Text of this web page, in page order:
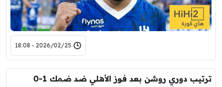
2026/02/25 - 18:08
ترتيب دوري روشن بعد فوز الأهلي ضد ضمك 1-0